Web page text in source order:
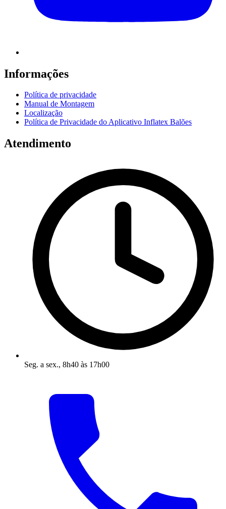
Informações
Política de privacidade
Manual de Montagem
Localização
Política de Privacidade do Aplicativo Inflatex Balões
Atendimento
Seg. a sex., 8h40 às 17h00